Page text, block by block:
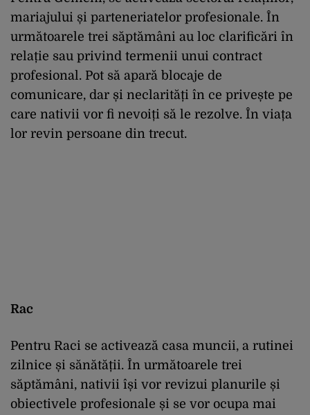
mariajului și parteneriatelor profesionale. În
următoarele trei săptămâni au loc clarificări în
relație sau privind termenii unui contract
profesional. Pot să apară blocaje de
comunicare, dar și neclarități în ce privește pe
care nativii vor fi nevoiți să le rezolve. În viața
lor revin persoane din trecut.
Rac
Pentru Raci se activează casa muncii, a rutinei
zilnice și sănătății. În următoarele trei
săptămâni, nativii își vor revizui planurile și
obiectivele profesionale și se vor ocupa mai